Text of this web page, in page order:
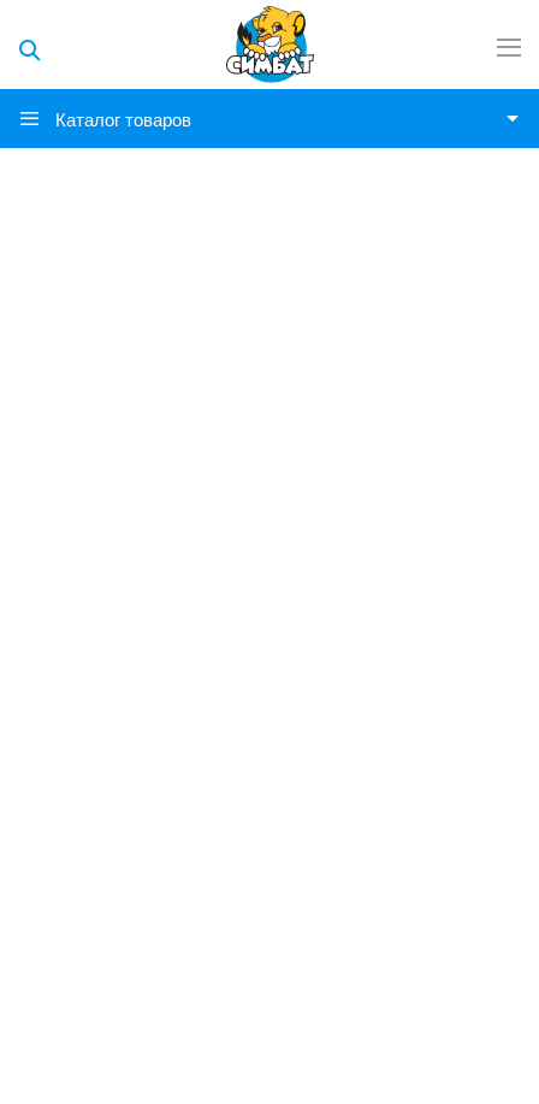
Каталог товаров